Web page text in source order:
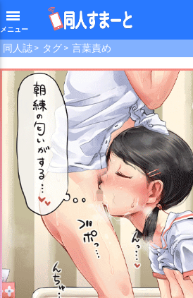
menu
同人誌 タグ 言葉責め